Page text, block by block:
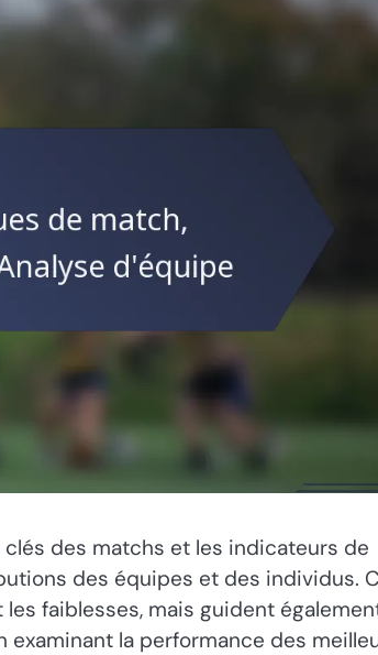
des matchs et les indicateurs de
des équipes et des individus.
faiblesses, mais guident
examinant la performance des